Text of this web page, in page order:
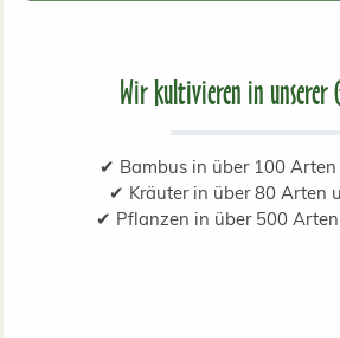
Wir kultivieren in unserer
✔ Bambus in über 100 Arten
✔ Kräuter in über 80 Arten
✔ Pflanzen in über 500